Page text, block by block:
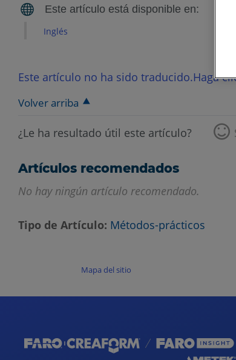
Inglés
Este artículo no ha sido traducido.Haga
Volver arriba
¿Le ha resultado útil este artículo?
Artículos recomendados
No hay ningún artículo recomendado.
Tipo de Artículo Métodos-prácticos
Mapa del sitio